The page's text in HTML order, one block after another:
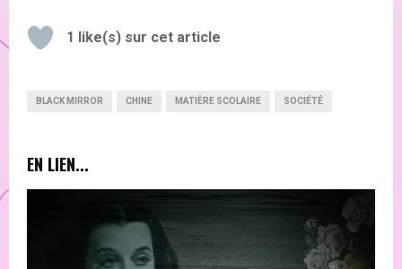
1 like(s) sur cet article
BLACK MIRROR CHINE MATIÈRE SCOLAIRE SOCIÉTÉ
EN LIEN...